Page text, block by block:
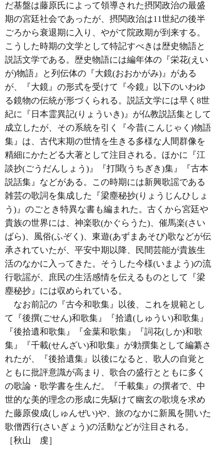
だ基盤は藤原氏によって領導された摂関政治の最盛
期の宮廷社会であったが、摂関政治は11世紀の後半
ごろから衰退期に入り、やがて院政期が到来する。
こうした時期の文学として特記すべきは歴史物語と
説話文学である。歴史物語には編年体の『栄花(えい
が)物語』と列伝体の『大鏡(おおかがみ)』がある
が、『大鏡』の形式を受けて『今鏡』以下のいわゆ
る鏡物の伝統が形づくられる。説話文学には早く8世
紀に『日本霊異記(りょういき)』が仏教説話集として
成立したが、その系統を引く『今昔(こんじゃく)物語
集』は、古代末期の世情を生きる多様な人間群像を
精細にかたどる大著として注目される。ほかに『江
談抄(ごうだんしょう)』『打聞(うちぎき)集』『古本
説話集』などがある。この時期には新興歌謡である
雑芸の歌詞を集成した『梁塵秘抄(りょうじんひしょ
う)』のごとき特異な書も編まれた。古くから宮廷や
貴族の世界には、神楽歌(かぐらうた)、催馬楽(さい
ばら)、風俗(ふぞく)、東遊(あずまあそび)歌などが伝
承されていたが、平安中期以降、民間芸能が貴族生
活のなかに入ってきた。そうした今様(いまよう)の流
行歌謡が、庶民の生活感情を伝えるものとして『梁
塵秘抄』には収められている。
なお前記の『古今和歌集』以後、これを規範とし
て『後撰(ごせん)和歌集』『拾遺(しゅうい)和歌集』
『後拾遺和歌集』『金葉和歌集』『詞花(しか)和歌
集』『千載(せんざい)和歌集』が勅撰集として編纂さ
れたが、『後拾遺集』以後になると、歌人の自覚と
ともに批評意識が高まり、歌合の盛行とともに多く
の歌論・歌学書を生んだ。『千載集』の撰者で、中
世的な美的理念の形成に先駆けて幽玄の歌境を求め
た藤原俊成(しゅんぜい)や、旅のなかに新風を開いた
歌僧西行(さいぎょう)の活動などが注目される。
［秋山 虔］